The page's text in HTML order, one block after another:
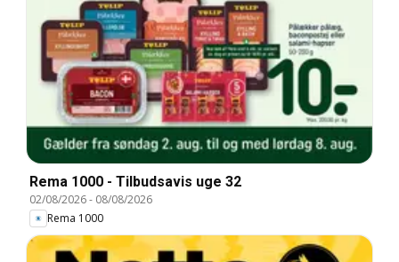
Rema 1000 - Tilbudsavis uge 32
02/08/2026- 08/08/2026
Rema 1000